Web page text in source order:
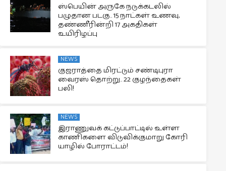
ஸ்பெயின் அருகே நடுக்கடலில்
பழுதான படகு.. 15 நாட்கள் உணவு,
தண்ணீரின்றி 17 அகதிகள்
உயிரிழப்பு
NEWS
குஜராத்தை மிரட்டும் சண்டிபுரா
வைரஸ் தொற்று.. 22 குழந்தைகள்
பலி!
NEWS
இராணுவக் கட்டுப்பாட்டில் உள்ள
காணிகளை விடுவிக்குமாறு கோரி
யாழில் போராட்டம்!